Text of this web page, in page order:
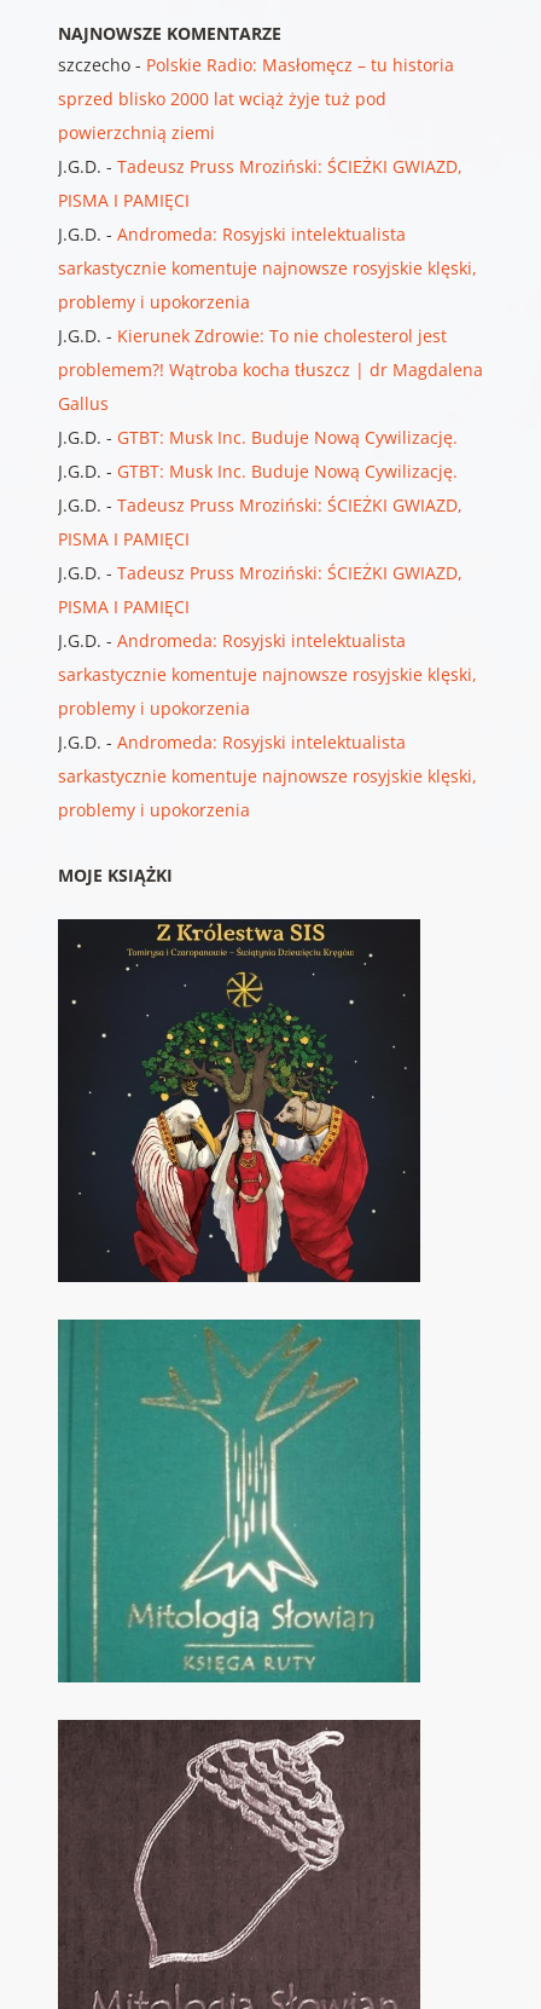
NAJNOWSZE KOMENTARZE
szczecho- Polskie Radio: Masłomęcz – tu historia
sprzed blisko 2000 lat wciąż żyje tuż pod
powierzchnią ziemi
J.G.D. - Tadeusz Pruss Mroziński: ŚCIEŻKI GWIAZD,
PISMA I PAMIĘCI
J.G.D. - Andromeda: Rosyjski intelektualista
sarkastycznie komentuje najnowsze rosyjskie klęski,
problemy i upokorzenia
J.G.D. - Kierunek Zdrowie: To nie cholesterol jest
problemem?! Wątroba kocha tłuszcz | dr Magdalena
Gallus
J.G.D. - GTBT: Musk Inc. Buduje Nową Cywilizację.
J.G.D. - GTBT: Musk Inc. Buduje Nową Cywilizację.
J.G.D. - Tadeusz Pruss Mroziński: ŚCIEŻKI GWIAZD,
PISMA I PAMIĘCI
J.G.D. - Tadeusz Pruss Mroziński: ŚCIEŻKI GWIAZD,
PISMA I PAMIĘCI
J.G.D. - Andromeda: Rosyjski intelektualista
sarkastycznie komentuje najnowsze rosyjskie klęski,
problemy i upokorzenia
J.G.D. - Andromeda: Rosyjski intelektualista
sarkastycznie komentuje najnowsze rosyjskie klęski,
problemy i upokorzenia
MOJE KSIĄŻKI